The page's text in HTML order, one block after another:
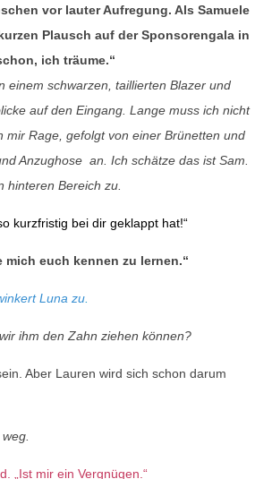
vor lauter Aufregung. Als Samuele
Plausch auf der Sponsorengala in
ich träume.“
einem schwarzen, taillierten Blazer und
auf den Eingang. Lange muss ich nicht
mir Rage, gefolgt von einer Brünetten und
Anzughose an. Ich schätze das ist Sam.
hinteren Bereich zu.
kurzfristig bei dir geklappt hat!“
mich euch kennen zu lernen.“
Luna zu
ihm den Zahn ziehen können?
Aber Lauren wird sich schon darum
„Ist mir ein Vergnügen.“